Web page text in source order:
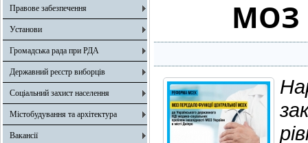
Правове забезпечення
Установи
Громадська рада при РДА
Державний реєстр виборців
Соціальний захист населення
Містобудування та архітектура
Вакансії
МОЗ